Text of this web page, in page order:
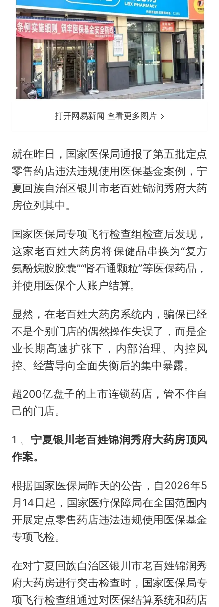
打开网易新闻 查看更多图片
就在昨日，国家医保局通报了第五批定点
零售药店违法违规使用医保基金案例，宁
夏回族自治区银川市老百姓锦润秀府大药
房位列其中。
国家医保局专项飞行检查组检查后发现，
这家老百姓大药房将保健品串换为“复方
氨酚烷胺胶囊”“肾石通颗粒”等医保药品，
并使用医保个人账户结算。
显然，在老百姓大药房系统内，骗保已经
不是个别门店的偶然操作失误了，而是企
业长期高速扩张下，内部治理、内控风
控、经营导向全面失衡后的集中暴露。
超200亿盘子的上市连锁药店，管不住自
己的门店。
1 、宁夏银川老百姓锦润秀府大药房顶风
作案。
根据国家医保局昨天的公告，自2026年5
月14日起，国家医疗保障局在全国范围内
开展定点零售药店违法违规使用医保基金
专项飞检。
在对宁夏回族自治区银川市老百姓锦润秀
府大药房进行突击检查时，国家医保局专
项飞行检查组通过对医保结算系统和药店